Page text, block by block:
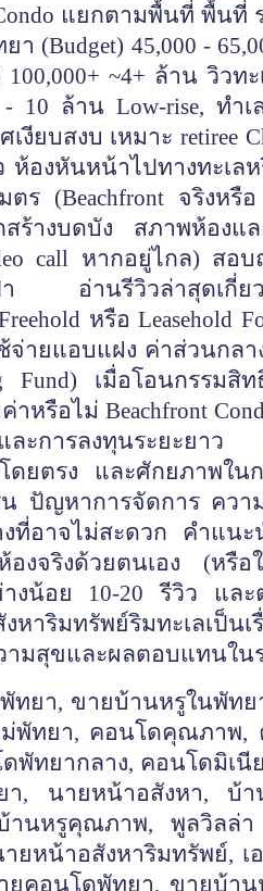
แยกตามพื้นที่ พื้นที่
(Budget) 45,000 -
~4+ ล้าน วิวทะ
- 10 ล้าน Low-rise, ทำ
เงียบสงบ เหมาะ retiree
ห้องหันหน้าไปทางทะเล
ร (Beachfront จริงหรือ
สร้างบดบัง สภาพห้องแ
call หากอยู่ไกล) สอบ
า อ่านรีวิวล่าสุดเกี่ยว
หรือ Leasehold
ายแอบแฝง ค่าส่วนกลาง
เมื่อโอนกรรมสิ
าหรือไม่ Beachfront
ละการลงทุนระยะยาว
ดยตรง และศักยภาพใน
ปัญหาการจัดการ ควา
งที่อาจไม่สะดวก คำแน
งจริงด้วยตนเอง (หรือ
งน้อย 10-20 รีวิว แล
หาริมทรัพย์ริมทะเลเป็น
มสุขและผลตอบแทนใน
ทยา, ขายบ้านหรูในพัท
พัทยา, คอนโดคุณภาพ,
พัทยากลาง, คอนโดมิเนี
า, นายหน้าอสังหา, บ้า
นหรูคุณภาพ, พูลวิลล่
หน้าอสังหาริมทรัพย์, เอ
ยคอนโดพัทยา, ขายบ้า